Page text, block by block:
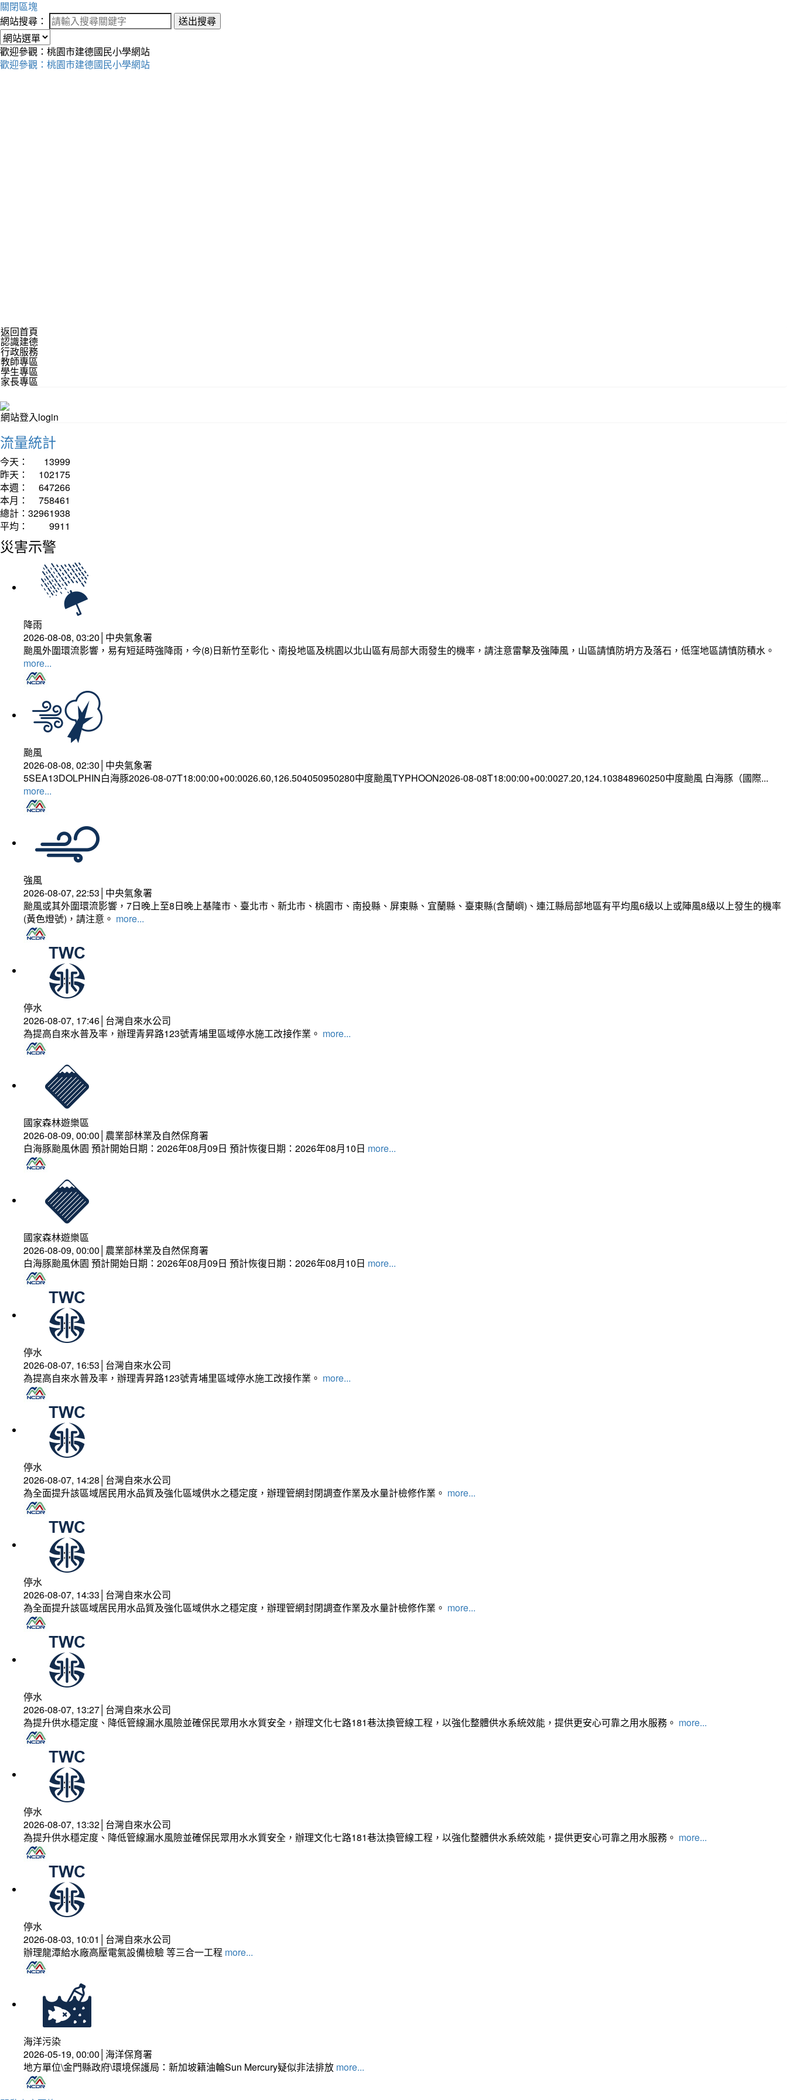
關閉區塊
網站搜尋：
送出搜尋
歡迎參觀：桃園市建德國民小學網站
歡迎參觀：桃園市建德國民小學網站
返回首頁
認識建德
行政服務
教師專區
學生專區
家長專區
網站登入login
流量統計
今天：
13999
昨天：
102175
本週：
647266
本月：
758461
總計： 32961938
平均：
9911
災害示警
降雨
2026-08-08, 03:20│中央氣象署
颱風外圍環流影響，易有短延時強降雨，今(8)日新竹至彰化、南投地區及桃園以北山區有局部大雨發生的機率，請注意雷擊及強陣風，山區請慎防坍方及落石，低窪地區請慎防積水。
more...
颱風
2026-08-08, 02:30│中央氣象署
5SEA13DOLPHIN白海豚2026-08-07T18:00:00+00:0026.60,126.504050950280中度颱風TYPHOON2026-08-08T18:00:00+00:0027.20,124.103848960250中度颱風 白海豚（國際...
more...
強風
2026-08-07, 22:53│中央氣象署
颱風或其外圍環流影響，7日晚上至8日晚上基隆市、臺北市、新北市、桃園市、南投縣、屏東縣、宜蘭縣、臺東縣(含蘭嶼)、連江縣局部地區有平均風6級以上或陣風8級以上發生的機率
(黃色燈號)，請注意。 more...
停水
2026-08-07, 17:46│台灣自來水公司
為提高自來水普及率，辦理青昇路123號青埔里區域停水施工改接作業。 more...
國家森林遊樂區
2026-08-09, 00:00│農業部林業及自然保育署
白海豚颱風休園 預計開始日期：2026年08月09日 預計恢復日期：2026年08月10日 more...
國家森林遊樂區
2026-08-09, 00:00│農業部林業及自然保育署
白海豚颱風休園 預計開始日期：2026年08月09日 預計恢復日期：2026年08月10日 more...
停水
2026-08-07, 16:53│台灣自來水公司
為提高自來水普及率，辦理青昇路123號青埔里區域停水施工改接作業。 more...
停水
2026-08-07, 14:28│台灣自來水公司
為全面提升該區域居民用水品質及強化區域供水之穩定度，辦理管網封閉調查作業及水量計檢修作業。 more...
停水
2026-08-07, 14:33│台灣自來水公司
為全面提升該區域居民用水品質及強化區域供水之穩定度，辦理管網封閉調查作業及水量計檢修作業。 more...
停水
2026-08-07, 13:27│台灣自來水公司
為提升供水穩定度、降低管線漏水風險並確保民眾用水水質安全，辦理文化七路181巷汰換管線工程，以強化整體供水系統效能，提供更安心可靠之用水服務。 more...
停水
2026-08-07, 13:32│台灣自來水公司
為提升供水穩定度、降低管線漏水風險並確保民眾用水水質安全，辦理文化七路181巷汰換管線工程，以強化整體供水系統效能，提供更安心可靠之用水服務。 more...
停水
2026-08-03, 10:01│台灣自來水公司
辦理龍潭給水廠高壓電氣設備檢驗 等三合一工程 more...
海洋污染
2026-05-19, 00:00│海洋保育署
地方單位\金門縣政府\環境保護局：新加坡籍油輪Sun Mercury疑似非法排放 more...